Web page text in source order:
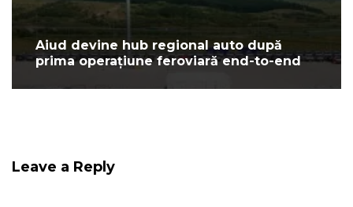
Aiud devine hub regional auto după
prima operațiune feroviară end-to-end
Leave a Reply